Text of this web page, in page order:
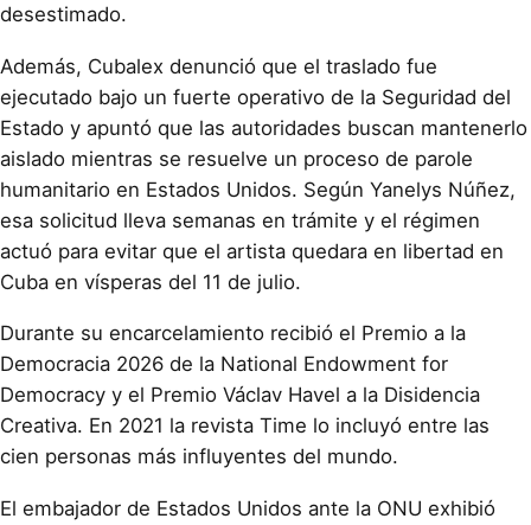
desestimado.
Además, Cubalex denunció que el traslado fue
ejecutado bajo un fuerte operativo de la Seguridad del
Estado y apuntó que las autoridades buscan mantenerlo
aislado mientras se resuelve un proceso de parole
humanitario en Estados Unidos. Según Yanelys Núñez,
esa solicitud lleva semanas en trámite y el régimen
actuó para evitar que el artista quedara en libertad en
Cuba en vísperas del 11 de julio.
Durante su encarcelamiento recibió el Premio a la
Democracia 2026 de la National Endowment for
Democracy y el Premio Václav Havel a la Disidencia
Creativa. En 2021 la revista Time lo incluyó entre las
cien personas más influyentes del mundo.
El embajador de Estados Unidos ante la ONU exhibió